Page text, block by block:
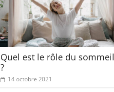
Quel est le rôle du sommeil
?
14 octobre 2021